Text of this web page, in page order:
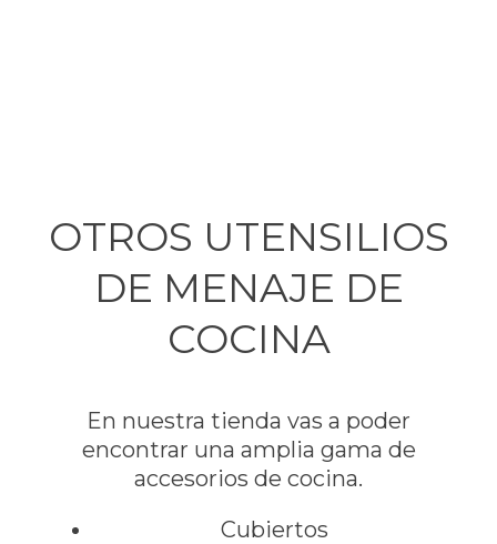
OTROS UTENSILIOS
DE MENAJE DE
COCINA
En nuestra tienda vas a poder
encontrar una amplia gama de
accesorios de cocina.
Cubiertos